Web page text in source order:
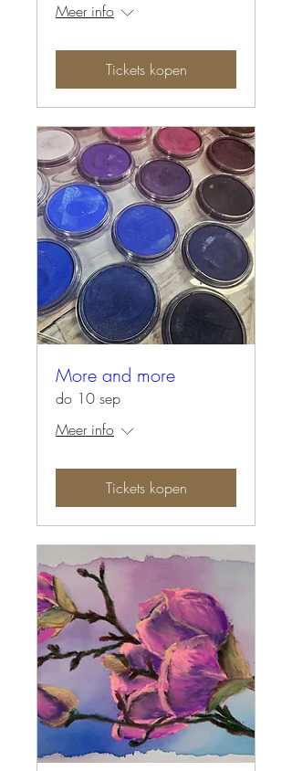
Meer info
Tickets kopen
More and more
do 10 sep
Meer info
Tickets kopen